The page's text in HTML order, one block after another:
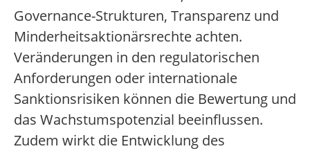
Governance-Strukturen, Transparenz und
Minderheitsaktionärsrechte achten.
Veränderungen in den regulatorischen
Anforderungen oder internationale
Sanktionsrisiken können die Bewertung und
das Wachstumspotenzial beeinflussen.
Zudem wirkt die Entwicklung des